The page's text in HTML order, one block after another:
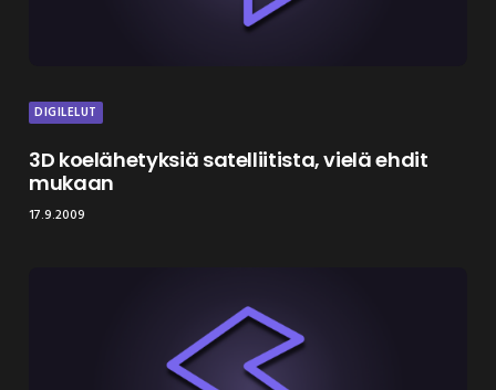
DIGILELUT
3D koelähetyksiä satelliitista, vielä ehdit
mukaan
17.9.2009